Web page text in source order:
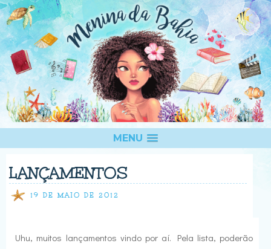
MENU
LANÇAMENTOS
19 DE MAIO DE 2012
Uhu, muitos lançamentos vindo por aí. Pela lista, poderão